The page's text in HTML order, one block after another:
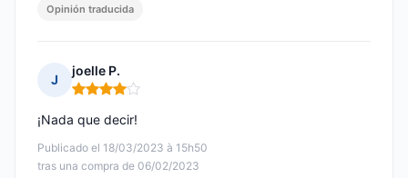
Opinión traducida
J
joelle P.
Nota: 4 de 5
Publicado el 18/03/2023 à 15h50
tras una compra de 06/02/2023
¡Nada que decir!